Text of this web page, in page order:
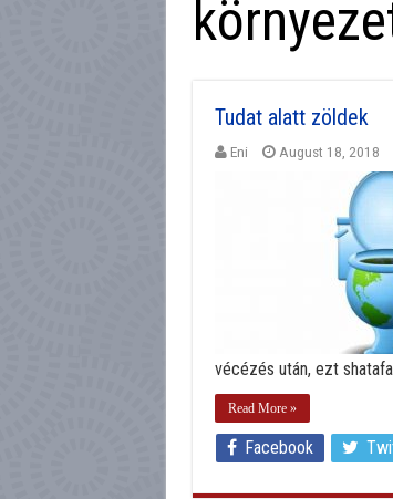
Tudat alatt zöldek
Eni August 18, 2018
vécézés után, ezt
Read More »
Facebook